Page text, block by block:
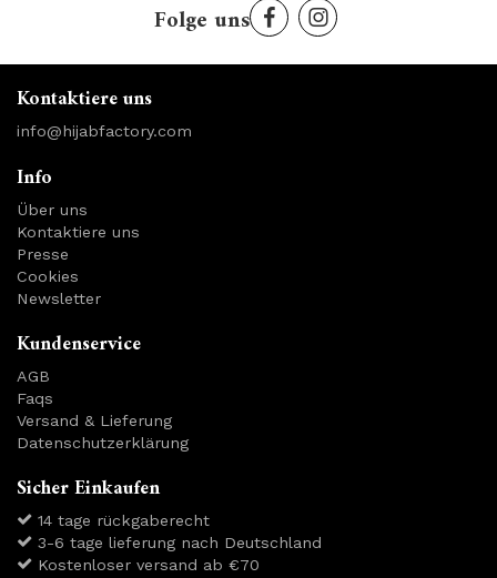
Folge uns
Kontaktiere uns
info@hijabfactory.com
Info
Über uns
Kontaktiere uns
Presse
Cookies
Newsletter
Kundenservice
AGB
Faqs
Versand & Lieferung
Datenschutzerklärung
Sicher Einkaufen
14 tage rückgaberecht
3-6 tage lieferung nach Deutschland
Kostenloser versand ab €70